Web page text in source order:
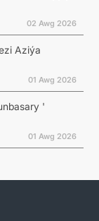
02 Awg 2026
Aziýa
01 Awg 2026
'
01 Awg 2026